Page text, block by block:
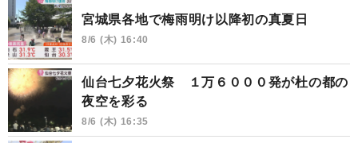
宮城県各地で梅雨明け以降初の真夏日
8/6 (木) 16:40
仙台七夕花火祭 １万６０００発が杜の都の
夜空を彩る
8/6 (木) 16:35